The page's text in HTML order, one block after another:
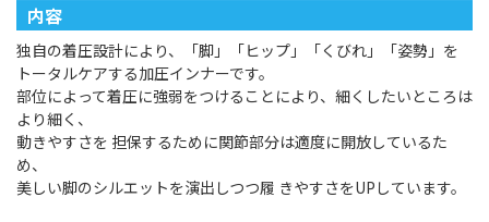
内容
独自の着圧設計により、「脚」「ヒップ」「くびれ」「姿勢」を
トータルケアする加圧インナーです。
部位によって着圧に強弱をつけることにより、細くしたいところは
より細く、
動きやすさを 担保するために関節部分は適度に開放しているた
め、
美しい脚のシルエットを演出しつつ履 きやすさをUPしています。